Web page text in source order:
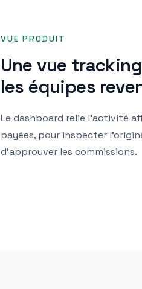
VUE PRODUIT
Une vue
les équipes
Le dashboard relie l’activité
payées, pour inspecter
d’approuver les commissions.